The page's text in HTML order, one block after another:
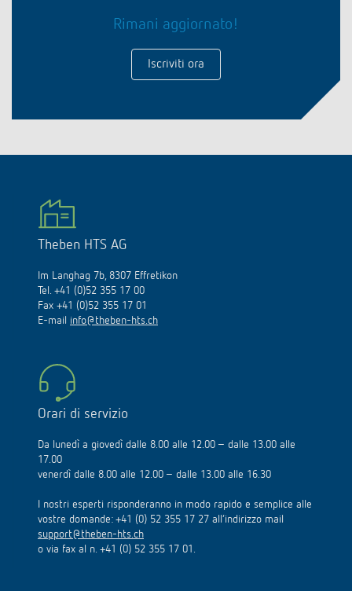
Rimani aggiornato!
Iscriviti ora
Theben HTS AG
Im Langhag 7b, 8307 Effretikon
Tel. +41 (0)52 355 17 00
Fax +41 (0)52 355 17 01
E-mail info@theben-hts.ch
Orari di servizio
Da lunedì a giovedì dalle 8.00 alle 12.00 – dalle 13.00 alle
17.00
venerdì dalle 8.00 alle 12.00 – dalle 13.00 alle 16.30
I nostri esperti risponderanno in modo rapido e semplice alle
vostre domande: +41 (0) 52 355 17 27 all’indirizzo mail
support@theben-hts.ch
o via fax al n. +41 (0) 52 355 17 01.